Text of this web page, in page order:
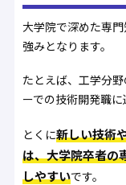
大学院で深めた専
強みとなります。
たとえば、工学分
ーでの技術開発職に
とくに新しい技術
は、大学院卒者の
しやすいです。